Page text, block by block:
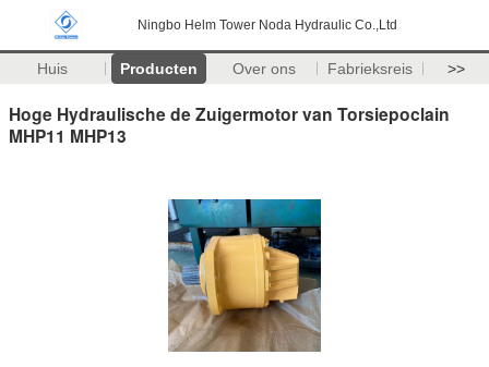
Ningbo Helm Tower Noda Hydraulic Co.,Ltd
Huis Producten Over ons Fabrieksreis >>
Hoge Hydraulische de Zuigermotor van Torsiepoclain
MHP11 MHP13